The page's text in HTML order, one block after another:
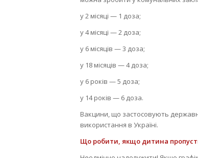
у 2 місяці — 1 доза;
у 4 місяці — 2 доза;
у 6 місяців — 3 доза;
у 18 місяців — 4 доза;
у 6 років — 5 доза;
у 14 років — 6 доза.
Вакцини, що застосовують
використання в Україні.
Що робити, якщо дитина